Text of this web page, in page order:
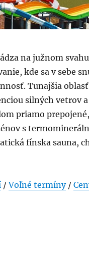
na južnom
kde sa v sebe
Tunajšia
silných vetrov
priamo
s
fínska sauna,
/Voľné termíny/